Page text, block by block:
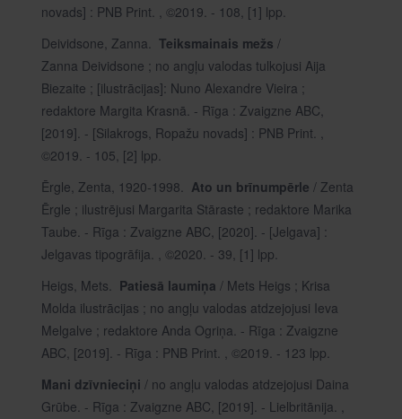
novads] : PNB Print. , ©2019. - 108, [1] lpp.
Deividsone, Zanna. Teiksmainais mežs /
Zanna Deividsone ; no angļu valodas tulkojusi Aija
Biezaite ; [ilustrācijas]: Nuno Alexandre Vieira ;
redaktore Margita Krasnā. - Rīga : Zvaigzne ABC,
[2019]. - [Silakrogs, Ropažu novads] : PNB Print. ,
©2019. - 105, [2] lpp.
Ērgle, Zenta, 1920-1998. Ato un brīnumpērle / Zenta
Ērgle ; ilustrējusi Margarita Stāraste ; redaktore Marika
Taube. - Rīga : Zvaigzne ABC, [2020]. - [Jelgava] :
Jelgavas tipogrāfija. , ©2020. - 39, [1] lpp.
Heigs, Mets. Patiesā laumiņa / Mets Heigs ; Krisa
Molda ilustrācijas ; no angļu valodas atdzejojusi Ieva
Melgalve ; redaktore Anda Ogriņa. - Rīga : Zvaigzne
ABC, [2019]. - Rīga : PNB Print. , ©2019. - 123 lpp.
Mani dzīvnieciņi / no angļu valodas atdzejojusi Daina
Grūbe. - Rīga : Zvaigzne ABC, [2019]. - Lielbritānija. ,